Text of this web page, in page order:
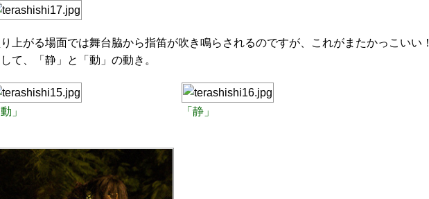
上がる場面では舞台脇から指笛が吹き鳴らされるのですが、これがまたかっこいい！
て、「静」と「動」の動き。
」 「静」